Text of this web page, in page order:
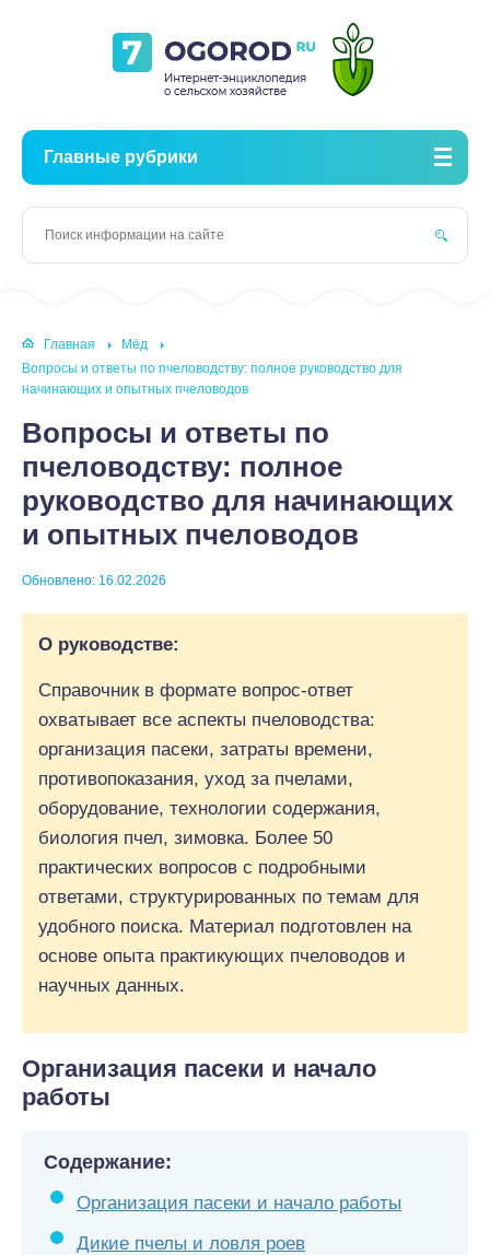
Главные рубрики
Главная
Мёд
Вопросы и ответы по пчеловодству: полное руководство для
начинающих и опытных пчеловодов
Вопросы и ответы по
пчеловодству: полное
руководство для начинающих
и опытных пчеловодов
Обновлено: 16.02.2026
О руководстве:
Справочник в формате вопрос-ответ
охватывает все аспекты пчеловодства:
организация пасеки, затраты времени,
противопоказания, уход за пчелами,
оборудование, технологии содержания,
биология пчел, зимовка. Более 50
практических вопросов с подробными
ответами, структурированных по темам для
удобного поиска. Материал подготовлен на
основе опыта практикующих пчеловодов и
научных данных.
Организация пасеки и начало
работы
Содержание:
Организация пасеки и начало работы
Дикие пчелы и ловля роев